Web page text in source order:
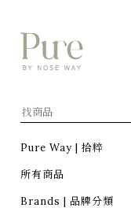
Pure Way | 拾粹
所有商品
Brands | 品牌分類